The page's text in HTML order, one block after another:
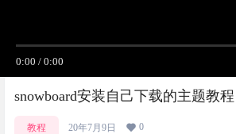
0:00 / 0:00
snowboard安装自己下载的主题教程
教程 20年7月9日 0